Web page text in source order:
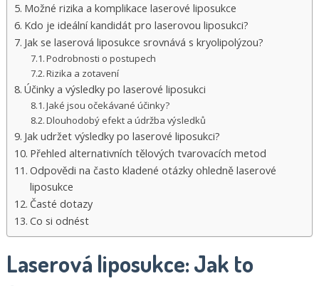
Možné rizika a komplikace laserové liposukce
Kdo je ideální kandidát pro laserovou liposukci?
Jak se laserová liposukce srovnává s kryolipolýzou?
Podrobnosti o postupech
Rizika a zotavení
Účinky a výsledky po laserové liposukci
Jaké jsou očekávané účinky?
Dlouhodobý efekt a údržba výsledků
Jak udržet výsledky po laserové liposukci?
Přehled alternativních tělových tvarovacích metod
Odpovědi na často kladené otázky ohledně laserové
liposukce
Časté dotazy
Co si odnést
Laserová liposukce: Jak to